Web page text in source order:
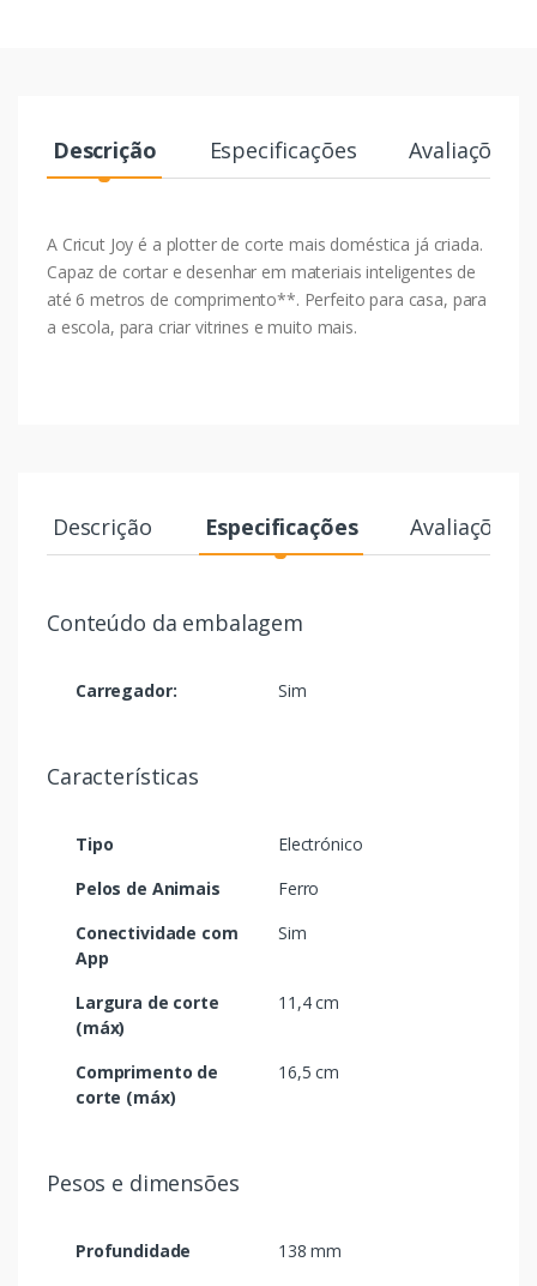
Descrição Especificações Avaliações
A Cricut Joy é a plotter de corte mais doméstica já criada.
Capaz de cortar e desenhar em materiais inteligentes de
até 6 metros de comprimento**. Perfeito para casa, para
a escola, para criar vitrines e muito mais.
Descrição Especificações Avaliações
Conteúdo da embalagem
Carregador: Sim
Características
Tipo
Electrónico
Pelos de Animais
Ferro
Conectividade com
App
Sim
Largura de corte
(máx)
11,4 cm
Comprimento de
corte (máx)
16,5 cm
Pesos e dimensões
Profundidade
138 mm